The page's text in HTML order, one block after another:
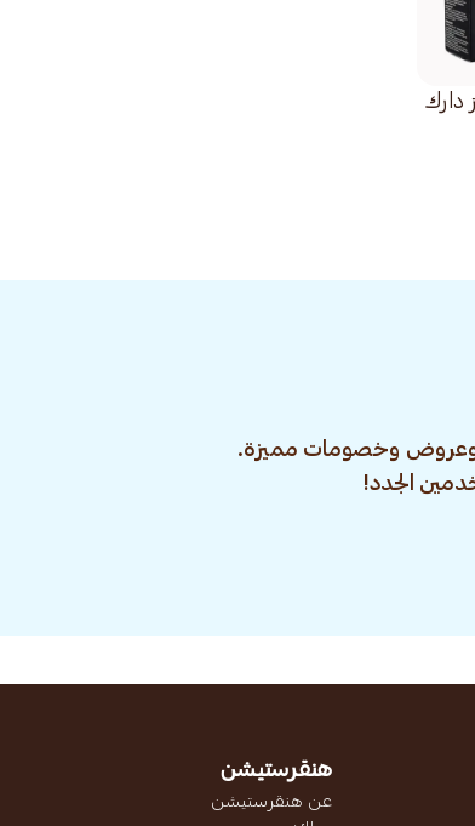
دارك
وعروض وخصومات مميزة.
الجدد!
هنقرستيشن
عن هنقرستيشن